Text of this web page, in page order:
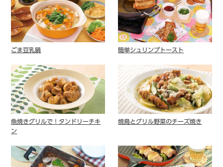
ごま豆乳鍋 簡単シュリンプトースト
魚焼きグリルで！タンドリーチキ
ン
焼鳥とグリル野菜のチーズ焼き